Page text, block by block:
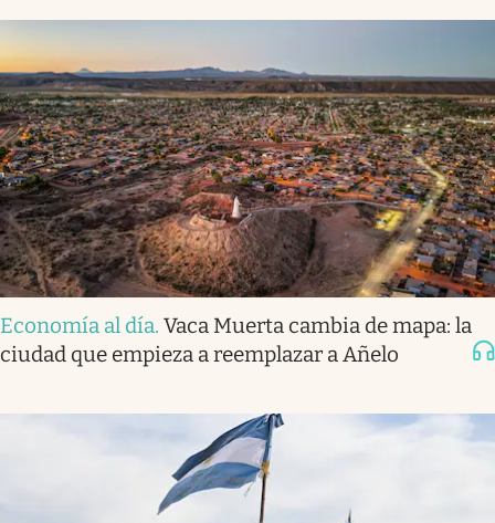
Economía al día. Vaca Muerta cambia de mapa: la
ciudad que empieza a reemplazar a Añelo